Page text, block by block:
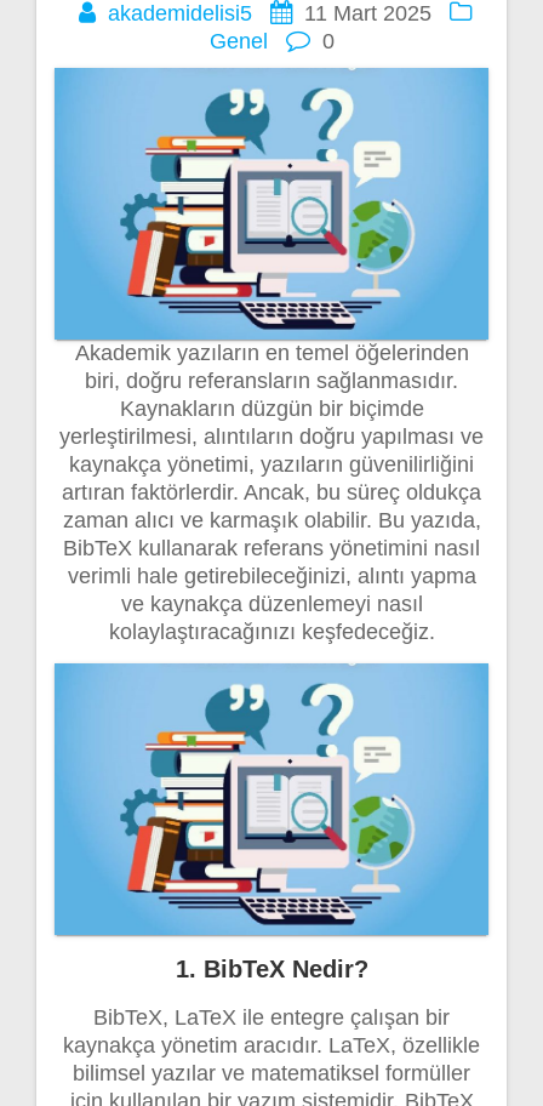
akademidelisi5
11 Mart 2025
Genel
0
Akademik yazıların en temel öğelerinden
biri, doğru referansların sağlanmasıdır.
Kaynakların düzgün bir biçimde
yerleştirilmesi, alıntıların doğru yapılması ve
kaynakça yönetimi, yazıların güvenilirliğini
artıran faktörlerdir. Ancak, bu süreç oldukça
zaman alıcı ve karmaşık olabilir. Bu yazıda,
BibTeX kullanarak referans yönetimini nasıl
verimli hale getirebileceğinizi, alıntı yapma
ve kaynakça düzenlemeyi nasıl
kolaylaştıracağınızı keşfedeceğiz.
1. BibTeX Nedir?
BibTeX, LaTeX ile entegre çalışan bir
kaynakça yönetim aracıdır. LaTeX, özellikle
bilimsel yazılar ve matematiksel formüller